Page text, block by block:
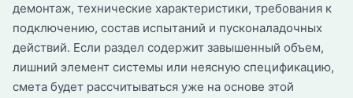
демонтаж, технические характеристики, требования к
подключению, состав испытаний и пусконаладочных
действий. Если раздел содержит завышенный объем,
лишний элемент системы или неясную спецификацию,
смета будет рассчитываться уже на основе этой